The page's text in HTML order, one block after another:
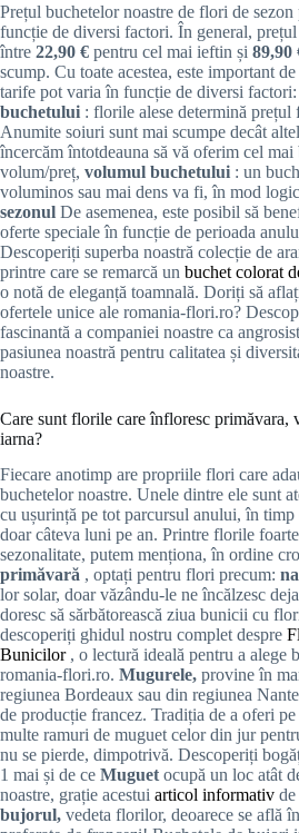
Prețul buchetelor noastre de flori de sezon
funcție de diversi factori. În general,
între 22,90 € pentru cel mai ieftin și 89,90
scump. Cu toate acestea, este important
tarife pot varia în funcție de diversi factori:
buchetului : florile alese determină
Anumite soiuri sunt mai scumpe decât
încercăm întotdeauna să vă oferim cel mai
volum/preț, volumul buchetului : un
voluminos sau mai dens va fi, în mod
sezonul De asemenea, este posibil să
oferte speciale în funcție de perioada
Descoperiți superba noastră colecție de
printre care se remarcă un buchet colorat
o notă de eleganță toamnală. Doriți să
ofertele unice ale romania-flori.ro?
fascinantă a companiei noastre ca
pasiunea noastră pentru calitatea și
noastre.
Care sunt florile care înfloresc primăvara,
iarna?
Fiecare anotimp are propriile flori care
buchetelor noastre. Unele dintre ele sunt
cu ușurință pe tot parcursul anului, în timp
doar câteva luni pe an. Printre florile
sezonalitate, putem menționa, în ordine
primăvară , optați pentru flori precum:
lor solar, doar văzându-le ne încălzesc
doresc să sărbătorească ziua bunicii cu
descoperiți ghidul nostru complet despre
Bunicilor , o lectură ideală pentru a alege
romania-flori.ro. Mugurele, provine în
regiunea Bordeaux sau din regiunea
de producție francez. Tradiția de a oferi
multe ramuri de muguet celor din jur
nu se pierde, dimpotrivă. Descoperiți
1 mai și de ce Muguetocupă un loc atât
noastre, grație acestui articol informativ
bujorul, vedeta florilor, deoarece se află